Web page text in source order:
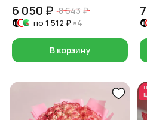
6 050 ₽ 8 643 ₽
по 1 512 ₽ ×4
В корзину